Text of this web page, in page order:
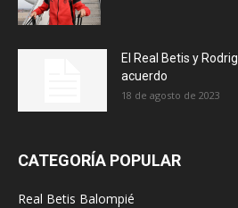
El Real Betis y
acuerdo
18 de agosto de 2023
CATEGORÍA POPULAR
Real Betis Balompié